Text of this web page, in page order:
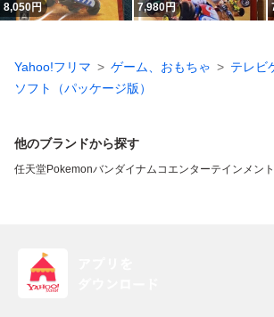
8,050円 7,980円
Yahoo!フリマ ゲーム、おもちゃ テレビ
ソフト（パッケージ版）
他のブランドから探す
任天堂Pokemonバンダイナムコエンターテインメント